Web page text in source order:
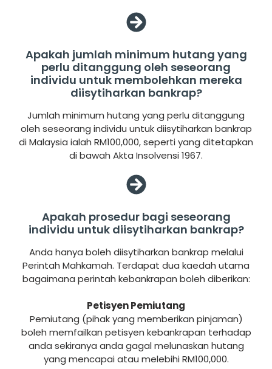
Apakah jumlah minimum hutang yang
perlu ditanggung oleh seseorang
individu untuk membolehkan mereka
diisytiharkan bankrap?
Jumlah minimum hutang yang perlu ditanggung
oleh seseorang individu untuk diisytiharkan bankrap
di Malaysia ialah RM100,000, seperti yang ditetapkan
di bawah Akta Insolvensi 1967.
Apakah prosedur bagi seseorang
individu untuk diisytiharkan bankrap?
Anda hanya boleh diisytiharkan bankrap melalui
Perintah Mahkamah. Terdapat dua kaedah utama
bagaimana perintah kebankrapan boleh diberikan:
Petisyen Pemiutang
Pemiutang (pihak yang memberikan pinjaman)
boleh memfailkan petisyen kebankrapan terhadap
anda sekiranya anda gagal melunaskan hutang
yang mencapai atau melebihi RM100,000.